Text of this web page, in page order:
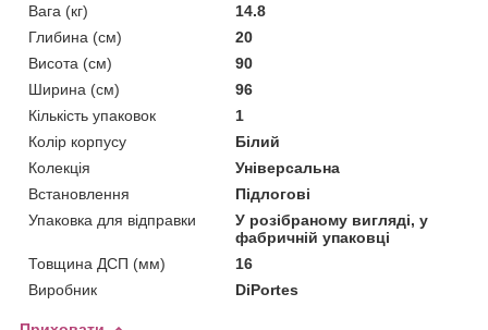
Вага (кг)
14.8
Глибина (см)
20
Висота (см)
90
Ширина (см)
96
Кількість упаковок
1
Колір корпусу
Білий
Колекція
Універсальна
Встановлення
Підлогові
Упаковка для відправки
У розібраному вигляді, у
фабричній упаковці
Товщина ДСП (мм)
16
Виробник
DiPortes